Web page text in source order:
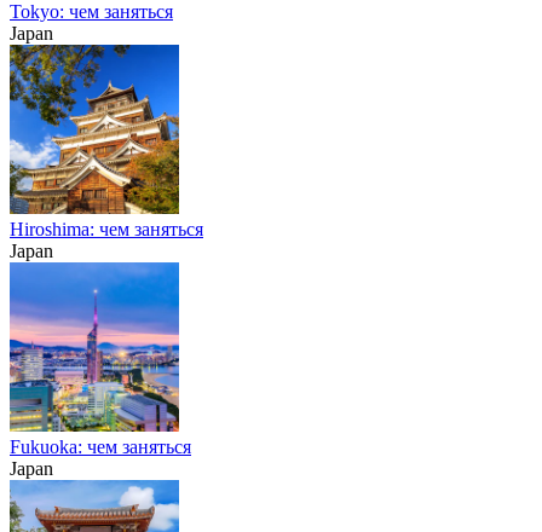
Tokyo: чем заняться
Japan
Hiroshima: чем заняться
Japan
Fukuoka: чем заняться
Japan